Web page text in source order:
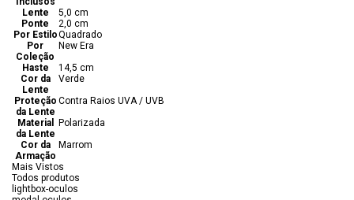
Lente
5,0 cm
Ponte
2,0 cm
Por EstiloQuadrado
Por
Coleção
New Era
Haste
14,5 cm
Cor da
Lente
Verde
Proteção
da Lente
Contra Raios UVA / UVB
Material
da Lente
Polarizada
Cor da
Armação
Marrom
Mais Vistos
Todos produtos
lightbox-oculos